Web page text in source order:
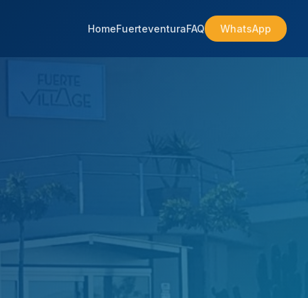
HomeFuerteventuraFAQ WhatsApp